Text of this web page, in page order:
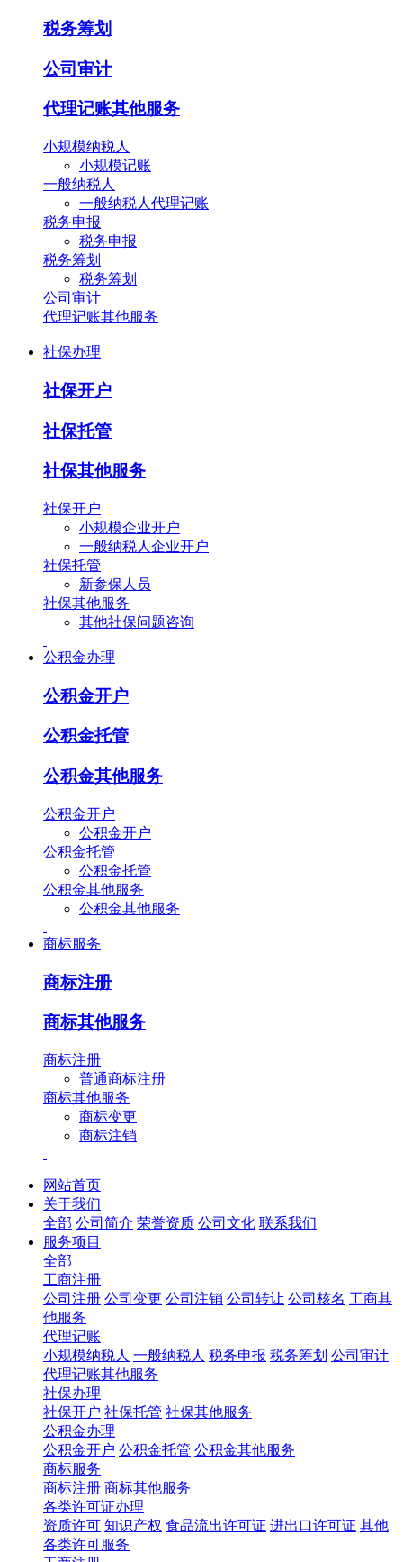
税务筹划
公司审计
代理记账其他服务
小规模纳税人
小规模记账
一般纳税人
一般纳税人代理记账
税务申报
税务申报
税务筹划
税务筹划
公司审计
代理记账其他服务
社保办理
社保开户
社保托管
社保其他服务
社保开户
小规模企业开户
一般纳税人企业开户
社保托管
新参保人员
社保其他服务
其他社保问题咨询
公积金办理
公积金开户
公积金托管
公积金其他服务
公积金开户
公积金开户
公积金托管
公积金托管
公积金其他服务
公积金其他服务
商标服务
商标注册
商标其他服务
商标注册
普通商标注册
商标其他服务
商标变更
商标注销
网站首页
关于我们
全部 公司简介 荣誉资质 公司文化 联系我们
服务项目
全部
工商注册
公司注册 公司变更 公司注销 公司转让 公司核名 工商其
他服务
代理记账
小规模纳税人 一般纳税人 税务申报 税务筹划 公司审计
代理记账其他服务
社保办理
社保开户 社保托管 社保其他服务
公积金办理
公积金开户 公积金托管 公积金其他服务
商标服务
商标注册 商标其他服务
各类许可证办理
资质许可 知识产权 食品流出许可证 进出口许可证 其他
各类许可服务